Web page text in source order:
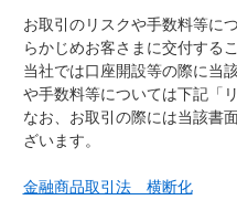
お取引のリスクや手数料等に
らかじめお客さまに交付する
当社では口座開設等の際に当
や手数料等については下記「
なお、お取引の際には当該書
ざいます。
金融商品取引法 横断化